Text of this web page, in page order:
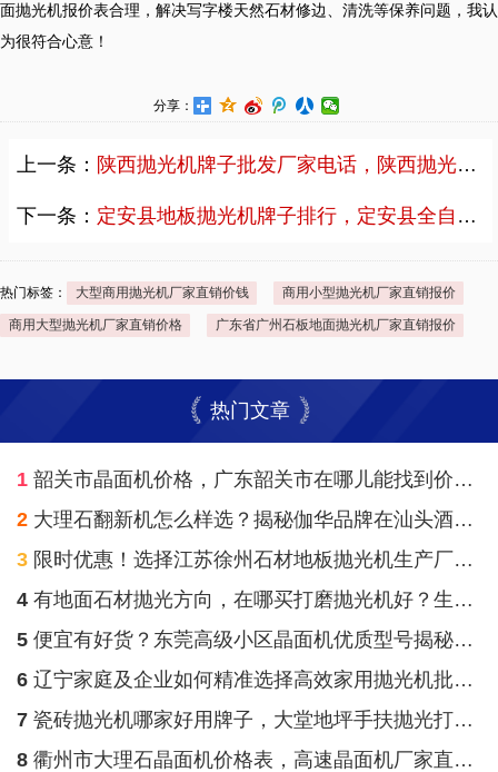
面抛光机报价表合理，解决写字楼天然石材修边、清洗等保养问题，我认
为很符合心意！
分享：
上一条： 陕西抛光机牌子批发厂家电话，陕西抛光晶面机批发厂家直销案例
下一条： 定安县地板抛光机牌子排行，定安县全自动抛光打蜡机批发厂家直销案例
热门标签： 大型商用抛光机厂家直销价钱 商用小型抛光机厂家直销报价
商用大型抛光机厂家直销价格 广东省广州石板地面抛光机厂家直销报价
热门文章
1韶关市晶面机价格，广东韶关市在哪儿能找到价格合理家用晶面机？
2大理石翻新机怎么样选？揭秘伽华品牌在汕头酒店石材护理的专业之道
3限时优惠！选择江苏徐州石材地板抛光机生产厂家，体验伽华品牌高效抛光
4有地面石材抛光方向，在哪买打磨抛光机好？生产厂家伽华供应一条龙援助
5便宜有好货？东莞高级小区晶面机优质型号揭秘：质量和操作远超价钱
6辽宁家庭及企业如何精准选择高效家用抛光机批发厂家？伽华品牌引领抛光新趋势
7瓷砖抛光机哪家好用牌子，大堂地坪手扶抛光打蜡机生产厂家直销价格表
8衢州市大理石晶面机价格表，高速晶面机厂家直销价格表